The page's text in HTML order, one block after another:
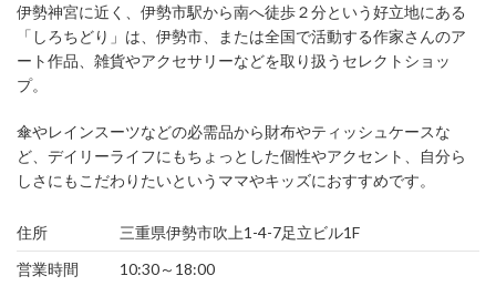
伊勢神宮に近く、伊勢市駅から南へ徒歩２分という好立地にある
「しろちどり」は、伊勢市、または全国で活動する作家さんのア
ート作品、雑貨やアクセサリーなどを取り扱うセレクトショッ
プ。
傘やレインスーツなどの必需品から財布やティッシュケースな
ど、デイリーライフにもちょっとした個性やアクセント、自分ら
しさにもこだわりたいというママやキッズにおすすめです。
住所
三重県伊勢市吹上1-4-7足立ビル1F
営業時間
10:30～18:00